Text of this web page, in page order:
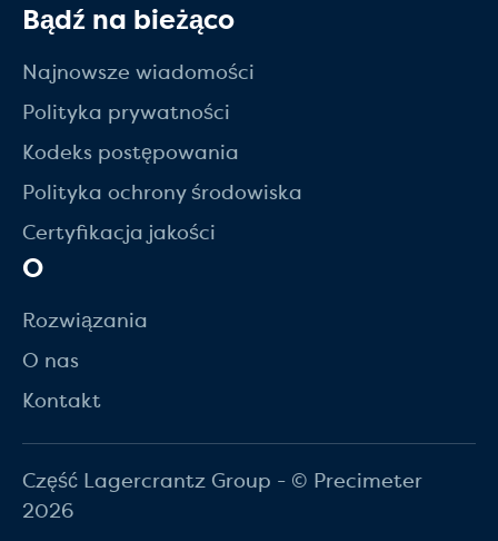
Bądź na bieżąco
Najnowsze wiadomości
Polityka prywatności
Kodeks postępowania
Polityka ochrony środowiska
Certyfikacja jakości
O
Rozwiązania
O nas
Kontakt
Część Lagercrantz Group - © Precimeter
2026